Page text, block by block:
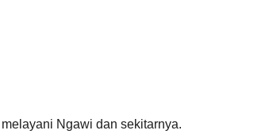
Ngawi dan sekitarnya.